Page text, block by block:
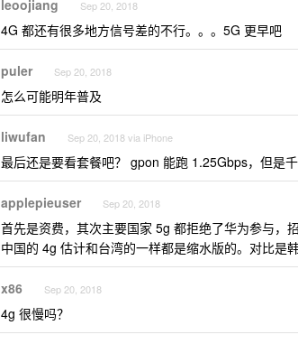
leoojiang Sep 20, 2018
4G 都还有很多地方信号差的不行。。。5G 更早吧
puler Sep 20, 2018
怎么可能明年普及
liwufan Sep 20, 2018 via iPhone
最后还是要看套餐吧？ gpon 能跑 1.25Gbps，但是
applepieuser Sep 20, 2018
首先是资费，其次主要国家 5g 都拒绝了华为参与，
中国的 4g 估计和台湾的一样都是缩水版的。对比是
x86 Sep 20, 2018
4g 很慢吗？